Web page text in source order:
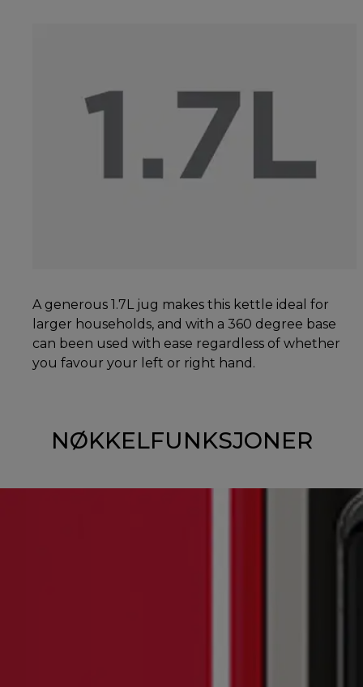
A generous 1.7L jug makes this kettle ideal for
larger households, and with a 360 degree base
can been used with ease regardless of whether
you favour your left or right hand.
NØKKELFUNKSJONER